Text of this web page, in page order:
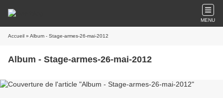
MENU
Accueil » Album - Stage-armes-26-mai-2012
Album - Stage-armes-26-mai-2012